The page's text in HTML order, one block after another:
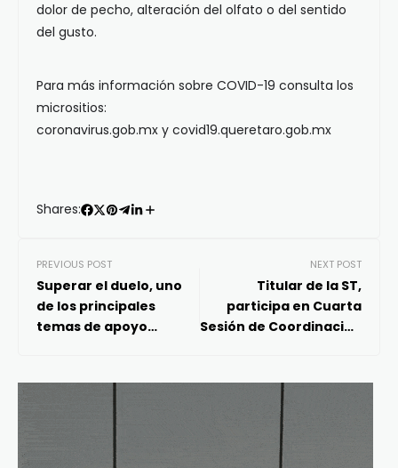
dolor de pecho, alteración del olfato o del sentido
del gusto.
Para más información sobre COVID-19 consulta los
micrositios:
coronavirus.gob.mx y covid19.queretaro.gob.mx
Shares:
PREVIOUS POST
Superar el duelo, uno
de los principales
temas de apoyo
Vocería
NEXT POST
Titular de la ST,
participa en Cuarta
Sesión de Coordinación
y locales de la 2ª etapa
de implementación de
la reforma laboral